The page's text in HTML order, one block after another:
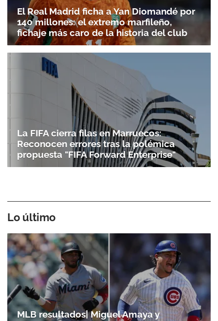
El Real Madrid ficha a Yan Diomandé por
140 millones: el extremo marfileño,
fichaje más caro de la historia del club
La FIFA cierra filas en Marruecos:
Reconocen errores tras la polémica
propuesta "FIFA Forward Enterprise"
Lo último
MLB resultados| Miguel Amaya y